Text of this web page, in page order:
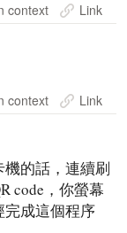
context Link
context Link
的話，連續刷
code，你螢幕
成這個程序